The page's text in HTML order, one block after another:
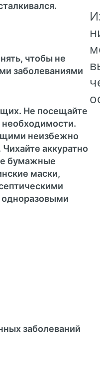
сталкивался.
чтобы не
заболеваниями
Не посещайте
неизбежно
аккуратно
бумажные
маски,
одноразовыми
заболеваний